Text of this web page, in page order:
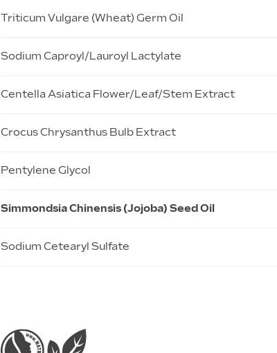
Sodium Caproyl/Lauroyl Lactylate
Triticum Vulgare (Wheat) Germ Oil
Centella Asiatica Flower/Leaf/Stem Extract
Crocus Chrysanthus Bulb Extract
Sodium Cetearyl Sulfate
Pentylene Glycol
Simmondsia Chinensis (Jojoba) Seed Oil